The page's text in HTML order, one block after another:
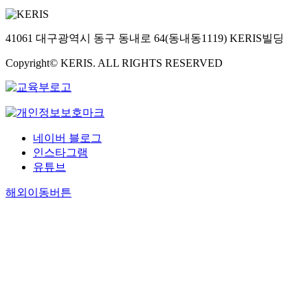
41061 대구광역시 동구 동내로 64(동내동1119) KERIS빌딩
Copyright© KERIS. ALL RIGHTS RESERVED
네이버 블로그
인스타그램
유튜브
해외이동버튼